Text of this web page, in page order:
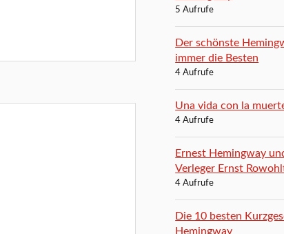
5 Aufrufe
Der schönste
immer die Besten
4 Aufrufe
Una vida con la
4 Aufrufe
Ernest Hemingway
Verleger Ernst
4 Aufrufe
Die 10 besten
Hemingway